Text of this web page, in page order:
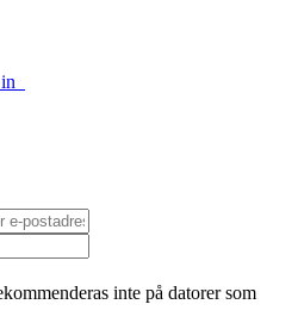
inte på datorer som